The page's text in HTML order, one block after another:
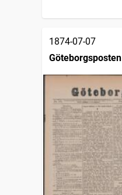
1874-07-07
Göteborgsposten